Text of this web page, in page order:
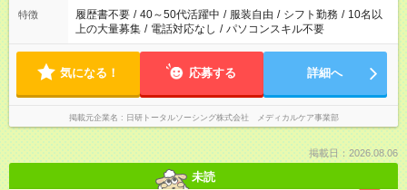
特徴 履歴書不要 / 40～50代活躍中 / 服装自由 / シフト勤務 / 10名以
上の大量募集 / 電話対応なし / パソコンスキル不要
気になる！ 応募する 詳細へ
掲載元企業名 日研トータルソーシング株式会社 メディカルケア事業部
掲載日：2026.08.06
未読